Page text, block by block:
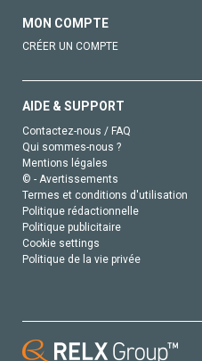
MON COMPTE
CRÉER UN COMPTE
AIDE & SUPPORT
Contactez-nous / FAQ
Qui sommes-nous ?
Mentions légales
© - Avertissements
Termes et conditions d'utilisation
Politique rédactionnelle
Politique publicitaire
Cookie settings
Politique de la vie privée